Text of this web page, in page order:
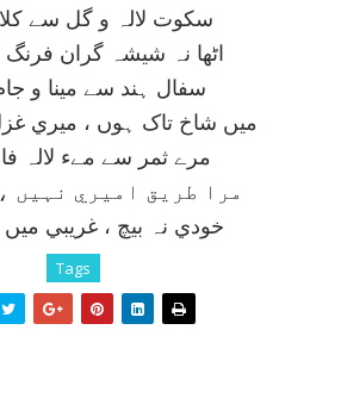
سکوت لالہ و گل سے
اٹھا نہ شيشہ گران
سفال ہند سے مينا و جام
ميں شاخ تاک ہوں ، ميري
مرے ثمر سے مےء لالہ
مرا طريق اميري نہيں
خودي نہ بيچ ، غريبي ميں
Tags